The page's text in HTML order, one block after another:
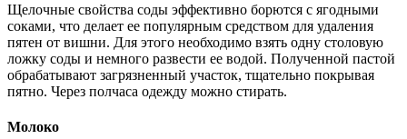
Щелочные свойства соды эффективно борются с ягодными
соками, что делает ее популярным средством для удаления
пятен от вишни. Для этого необходимо взять одну столовую
ложку соды и немного развести ее водой. Полученной пастой
обрабатывают загрязненный участок, тщательно покрывая
пятно. Через полчаса одежду можно стирать.
Молоко